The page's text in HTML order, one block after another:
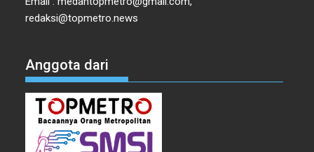
redaksi@topmetro.news
Anggota dari